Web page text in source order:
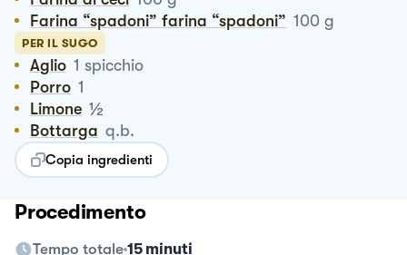
Farina “spadoni” farina “spadoni” 100 g
PER IL SUGO
Aglio 1 spicchio
Porro 1
Limone ½
Bottarga q.b.
Copia ingredienti
Procedimento
Tempo totale 15 minuti